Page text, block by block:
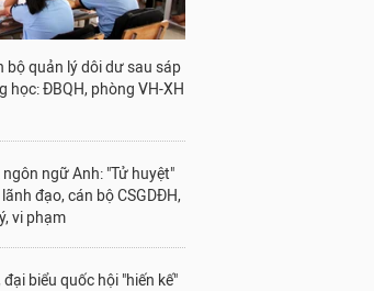
bộ quản lý dôi dư sau sáp
học: ĐBQH, phòng VH-XH
ngữ Anh: "Tử huyệt"
đạo, cán bộ CSGDĐH,
vi phạm
biểu quốc hội "hiến kế"